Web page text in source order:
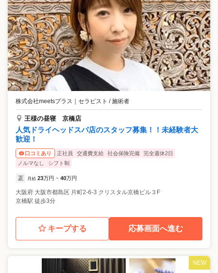
株式会社meetsプラス セラピスト / 施術者
王様の昼寝 京橋店
人気ドライヘッドスパ店のスタッフ募集！！未経験者大
歓迎！
口コミあり 正社員 交通費支給 社会保険完備
完全週休2日
ノルマなし
シフト制
正 月給 23万円 ~ 40万円
大阪府 大阪市都島区 片町2-6-3 クリスタル京橋ビル３F
京橋駅 徒歩3分
キープする 応募画面へ進む
NEW